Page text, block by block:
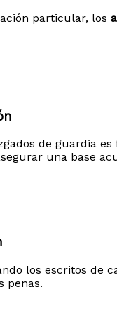
particular, los
de guardia
una base
los escritos de
penas.